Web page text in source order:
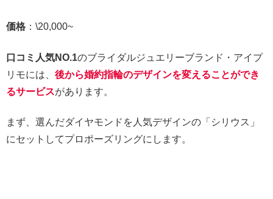
価格 ：\20,000~
口コミ人気NO.1のブライダルジュエリーブランド・アイプ
リモには、 後から婚約指輪のデザインを変えることができ
るサービスがあります。
まず、選んだダイヤモンドを人気デザインの「シリウス」
にセットしてプロポーズリングにします。